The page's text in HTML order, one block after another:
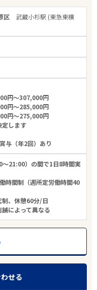
区 武蔵小杉駅 (東急東横
円～307,000円
円～285,000円
円～275,000円
します
与（年2回）あり
～21:00）の間で1日8時間実
時間制（週所定労働時間40
、休憩60分/日
によって異なる
せる